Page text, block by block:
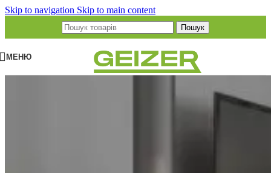
Skip to navigation Skip to main content
Пошук
МЕНЮ